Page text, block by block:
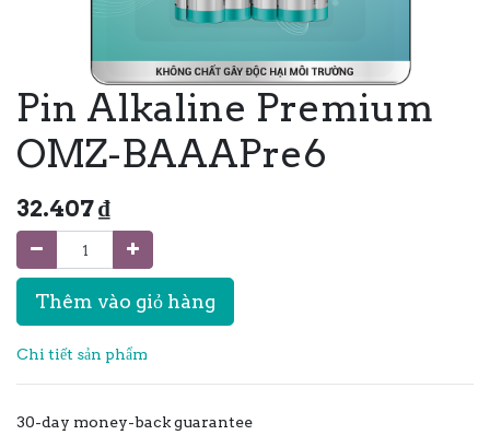
Pin Alkaline Premium
OMZ-BAAAPre6
32.407₫
Thêm vào giỏ hàng
Chi tiết sản phẩm
30-day money-back guarantee